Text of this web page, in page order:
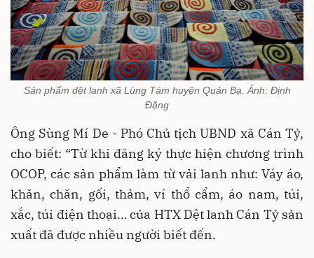
Sản phẩm dệt lanh xã Lùng Tám huyện Quản Bạ. Ảnh: Định
Đặng
Ông Sùng Mí De - Phó Chủ tịch UBND xã Cán Tỷ,
cho biết: “Từ khi đăng ký thực hiện chương trình
OCOP, các sản phẩm làm từ vải lanh như: Váy áo,
khăn, chăn, gối, thảm, ví thổ cẩm, áo nam, túi,
xắc, túi điện thoại… của HTX Dệt lanh Cán Tỷ sản
xuất đã được nhiều người biết đến.